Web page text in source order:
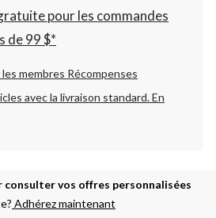
pour les commandes
de 99 $*
membres Récompenses
avec la livraison standard.En
consulter vos offres personnalisées
Adhérez maintenant